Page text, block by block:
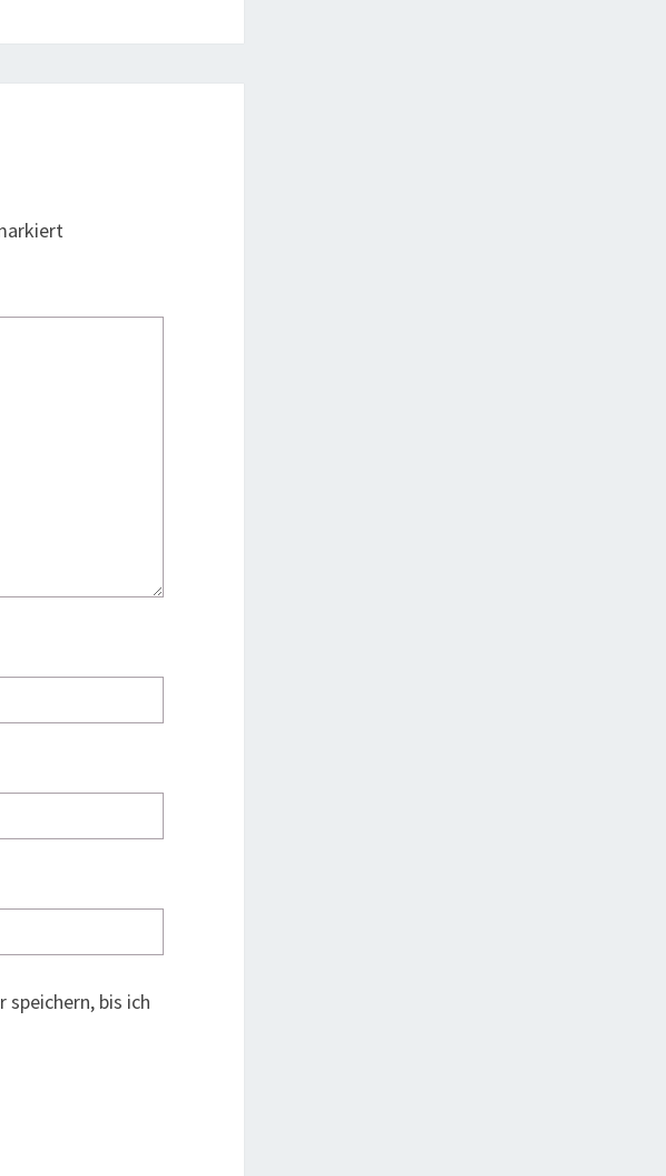
speichern, bis ich